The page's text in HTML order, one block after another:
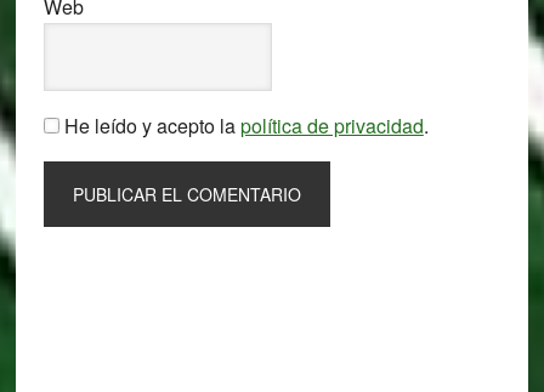
Web
He leído y acepto lapolítica de privacidad.